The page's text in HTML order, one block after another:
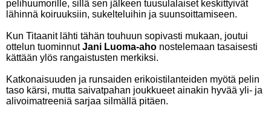
pelihuumorille, sillä sen jälkeen tuusulalaiset keskittyivät
lähinnä koiruuksiin, sukelteluihin ja suunsoittamiseen.
Kun Titaanit lähti tähän touhuun sopivasti mukaan, joutui
ottelun tuominnutJani Luoma-aho nostelemaan tasaisesti
kättään ylös rangaistusten merkiksi.
Katkonaisuuden ja runsaiden erikoistilanteiden myötä pelin
taso kärsi, mutta saivatpahan joukkueet ainakin hyvää yli- ja
alivoimatreeniä sarjaa silmällä pitäen.